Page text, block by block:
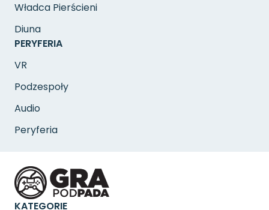
Władca Pierścieni
Diuna
PERYFERIA
VR
Podzespoły
Audio
Peryferia
KATEGORIE